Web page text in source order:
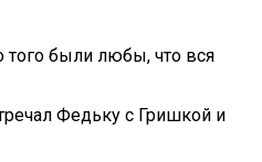
были любы, что вся
Федьку с Гришкой и